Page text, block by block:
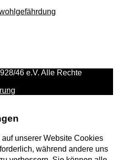
46 e.V. Alle Rechte
auf unserer Website Cookies
während andere uns